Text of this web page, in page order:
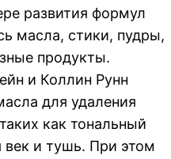
развития формул
масла, стики, пудры,
продукты.
и Коллин Рунн
для удаления
как тональный
век и тушь. При этом